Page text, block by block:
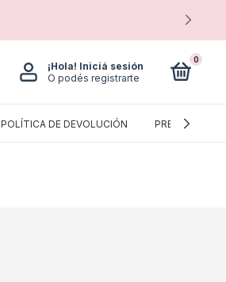
¡Hola! Iniciá sesión
O podés registrarte
0
POLÍTICA DE DEVOLUCIÓN PREGUNTAS